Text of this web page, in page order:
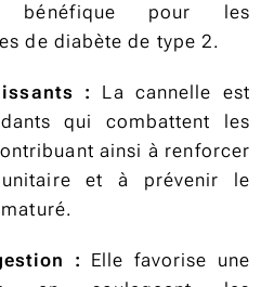
bénéfique pour les
de diabète de type 2.
:
La cannelle est
qui combattent les
ainsi à renforcer
et à prévenir le
: Elle favorise une